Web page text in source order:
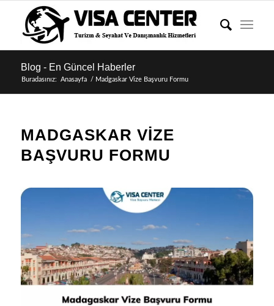
Blog - En Güncel Haberler
Buradasınız: Anasayfa / Madgaskar Vize Başvuru Formu
MADGASKAR VIZE
BAŞVURU FORMU